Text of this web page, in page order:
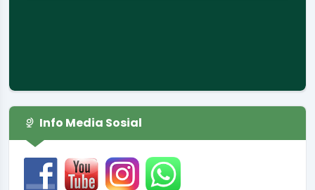
Info Media Sosial